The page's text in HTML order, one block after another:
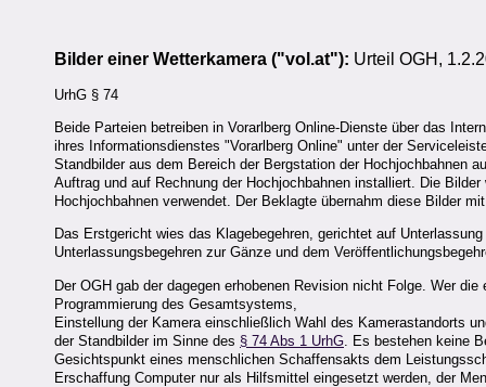
Bilder einer Wetterkamera ("vol.at"): Urteil OGH,
UrhG § 74
Beide Parteien betreiben in Vorarlberg Online-Dienste über das
ihres Informationsdienstes "Vorarlberg Online" unter der
Standbilder aus dem Bereich der Bergstation der Hochjochbahnen
Auftrag und auf Rechnung der Hochjochbahnen installiert. Die
Hochjochbahnen verwendet. Der Beklagte übernahm diese Bilder
Das Erstgericht wies das Klagebegehren, gerichtet auf
Unterlassungsbegehren zur Gänze und dem
Der OGH gab der dagegen erhobenen Revision nicht Folge. Wer
Programmierung des Gesamtsystems,
Einstellung der Kamera einschließlich Wahl des Kamerastandorts
der Standbilder im Sinne des § 74 Abs 1 UrhG . Es bestehen keine
Gesichtspunkt eines menschlichen Schaffensakts dem
Erschaffung Computer nur als Hilfsmittel eingesetzt werden, der